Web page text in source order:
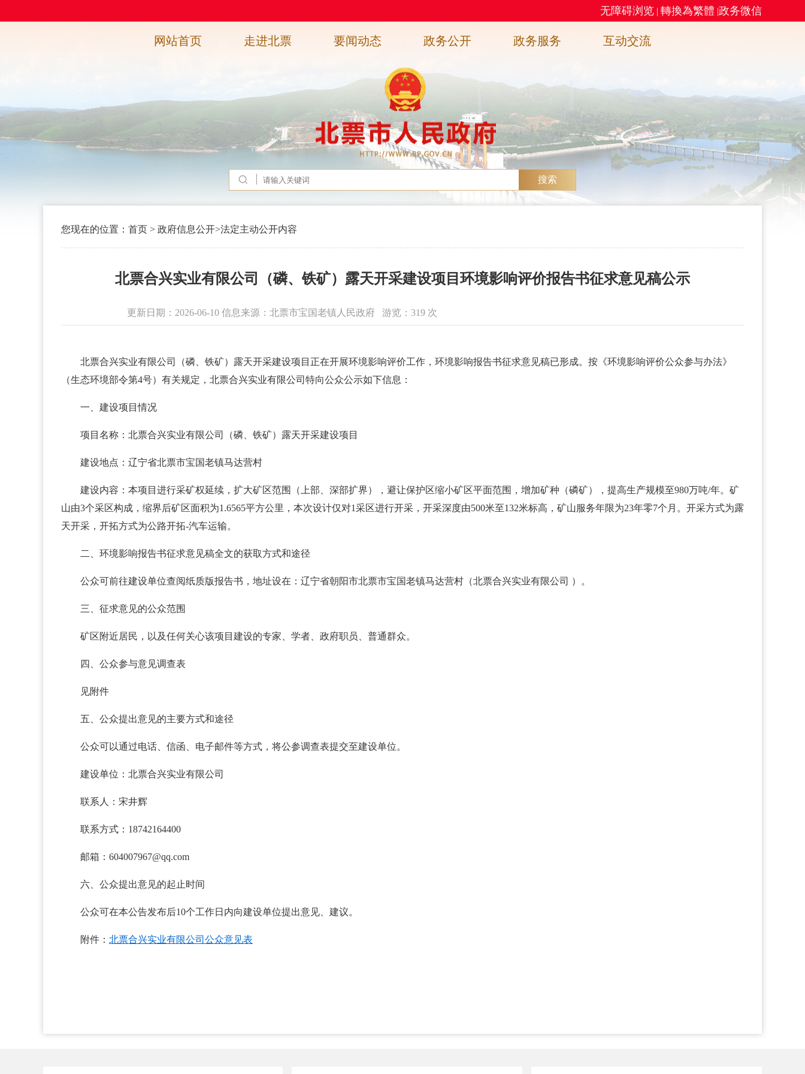
无障碍浏览 | 轉換為繁體 |政务微信
网站首页 走进北票 要闻动态 政务公开 政务服务 互动交流
搜索
您现在的位置： 首页 > 政府信息公开>法定主动公开内容
北票合兴实业有限公司（磷、铁矿）露天开采建设项目环境影响评价报告书征求意见稿公示
更新日期：2026-06-10 信息来源：北票市宝国老镇人民政府 游览： 319 次
北票合兴实业有限公司（磷、铁矿）露天开采建设项目正在开展环境影响评价工作，环境影响报告书征求意见稿已形成。按《环境影响评价公众参与办法》
（生态环境部令第4号）有关规定，北票合兴实业有限公司特向公众公示如下信息：
一、建设项目情况
项目名称：北票合兴实业有限公司（磷、铁矿）露天开采建设项目
建设地点：辽宁省北票市宝国老镇马达营村
建设内容：本项目进行采矿权延续，扩大矿区范围（上部、深部扩界），避让保护区缩小矿区平面范围，增加矿种（磷矿），提高生产规模至980万吨/年。矿
山由3个采区构成，缩界后矿区面积为1.6565平方公里，本次设计仅对1采区进行开采，开采深度由500米至132米标高，矿山服务年限为23年零7个月。开采方式为露
天开采，开拓方式为公路开拓-汽车运输。
二、环境影响报告书征求意见稿全文的获取方式和途径
公众可前往建设单位查阅纸质版报告书，地址设在：辽宁省朝阳市北票市宝国老镇马达营村（北票合兴实业有限公司 ）。
三、征求意见的公众范围
矿区附近居民，以及任何关心该项目建设的专家、学者、政府职员、普通群众。
四、公众参与意见调查表
见附件
五、公众提出意见的主要方式和途径
公众可以通过电话、信函、电子邮件等方式，将公参调查表提交至建设单位。
建设单位：北票合兴实业有限公司
联系人：宋井辉
联系方式：18742164400
邮箱 ： 604007967@qq.com
六、公众提出意见的起止时间
公众可在本公告发布后10个工作日内向建设单位提出意见、建议。
附件： 北票合兴实业有限公司公众意见表